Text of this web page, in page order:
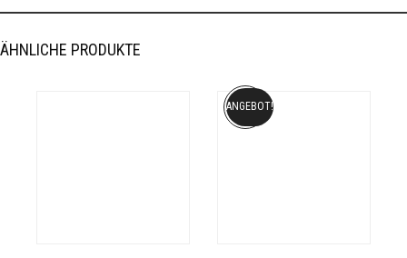
ÄHNLICHE PRODUKTE
ANGEBOT!